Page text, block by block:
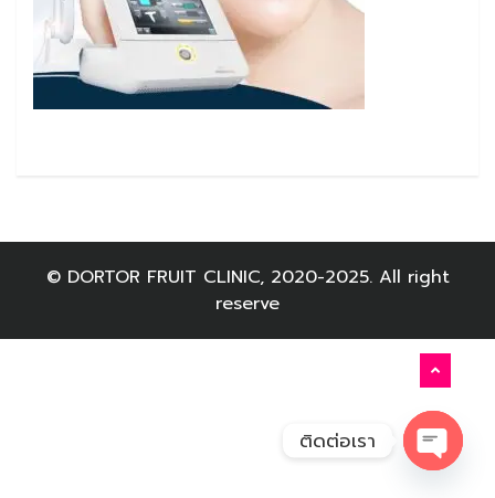
© DORTOR FRUIT CLINIC, 2020-2025. All right
reserve
ติดต่อเรา